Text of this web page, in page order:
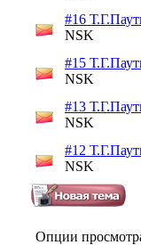
#16
NSK
#15
NSK
#13
NSK
#12
NSK
Опции